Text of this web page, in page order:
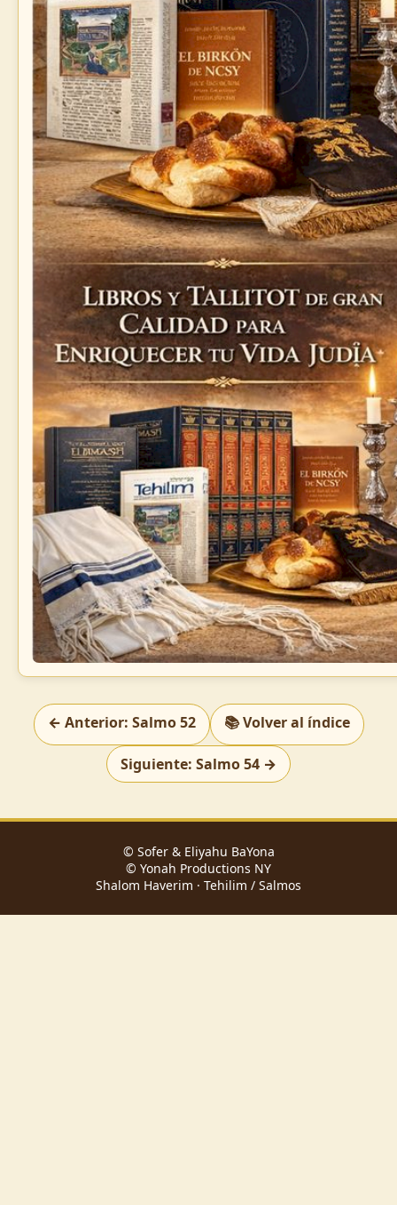
← Anterior: Salmo 52 📚 Volver al índice
Siguiente: Salmo 54 →
© Sofer & Eliyahu BaYona
© Yonah Productions NY
Shalom Haverim · Tehilim / Salmos